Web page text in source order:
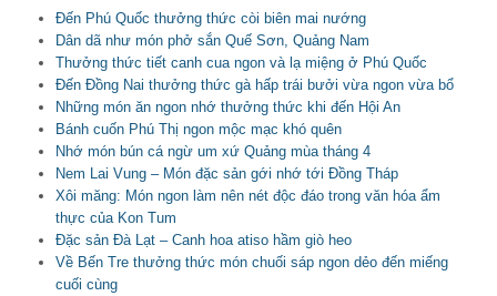
Đến Phú Quốc thưởng thức còi biên mai nướng
Dân dã như món phở sắn Quế Sơn, Quảng Nam
Thưởng thức tiết canh cua ngon và lạ miệng ở Phú Quốc
Đến Đồng Nai thưởng thức gà hấp trái bưởi vừa ngon vừa bổ
Những món ăn ngon nhớ thưởng thức khi đến Hội An
Bánh cuốn Phú Thị ngon mộc mạc khó quên
Nhớ món bún cá ngừ um xứ Quảng mùa tháng 4
Nem Lai Vung – Món đặc sản gới nhớ tới Đồng Tháp
Xôi măng: Món ngon làm nên nét độc đáo trong văn hóa ẩm
thực của Kon Tum
Đặc sản Đà Lạt – Canh hoa atiso hầm giò heo
Về Bến Tre thưởng thức món chuối sáp ngon dẻo đến miếng
cuối cùng